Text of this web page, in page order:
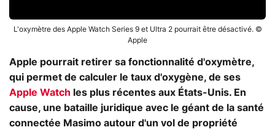
L'oxymètre des Apple Watch Series 9 et Ultra 2 pourrait être désactivé. ©
Apple
Apple pourrait retirer sa fonctionnalité d'oxymètre,
qui permet de calculer le taux d'oxygène, de ses
Apple Watch les plus récentes aux États-Unis. En
cause, une bataille juridique avec le géant de la santé
connectée Masimo autour d'un vol de propriété